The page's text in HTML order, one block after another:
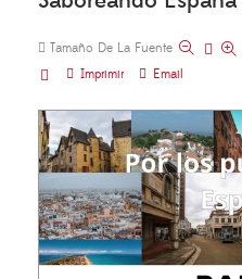
Tamaño De La Fuente
Imprimir
Email